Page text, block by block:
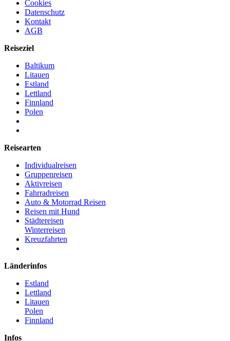
Cookies
Datenschutz
Kontakt
AGB
Reiseziel
Baltikum
Litauen
Estland
Lettland
Finnland
Polen
Reisearten
Individualreisen
Gruppenreisen
Aktivreisen
Fahrradreisen
Auto & Motorrad Reisen
Reisen mit Hund
Städtereisen
Winterreisen
Kreuzfahrten
Länderinfos
Estland
Lettland
Litauen
Polen
Finnland
Infos